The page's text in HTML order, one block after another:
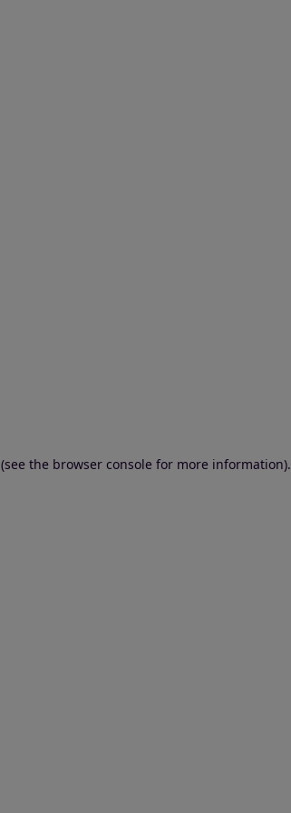
(see the browser console for more information).